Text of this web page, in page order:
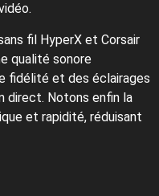
fil HyperX et Corsair
qualité sonore
fidélité et des éclairages
direct. Notons enfin la
et rapidité, réduisant